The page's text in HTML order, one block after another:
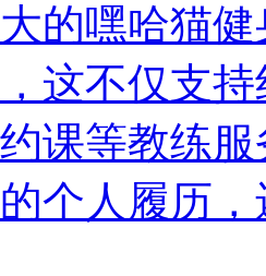
的嘿哈猫
这不仅支
课等教练
个人履历